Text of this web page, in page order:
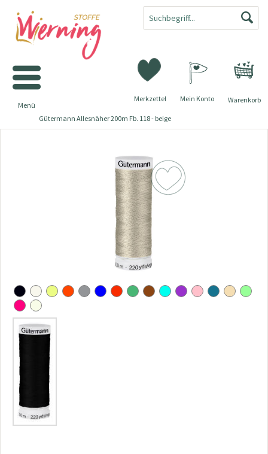
Warenkorb
Merkzettel Mein Konto
Menü
Gütermann Allesnäher 200m Fb. 118 - beige